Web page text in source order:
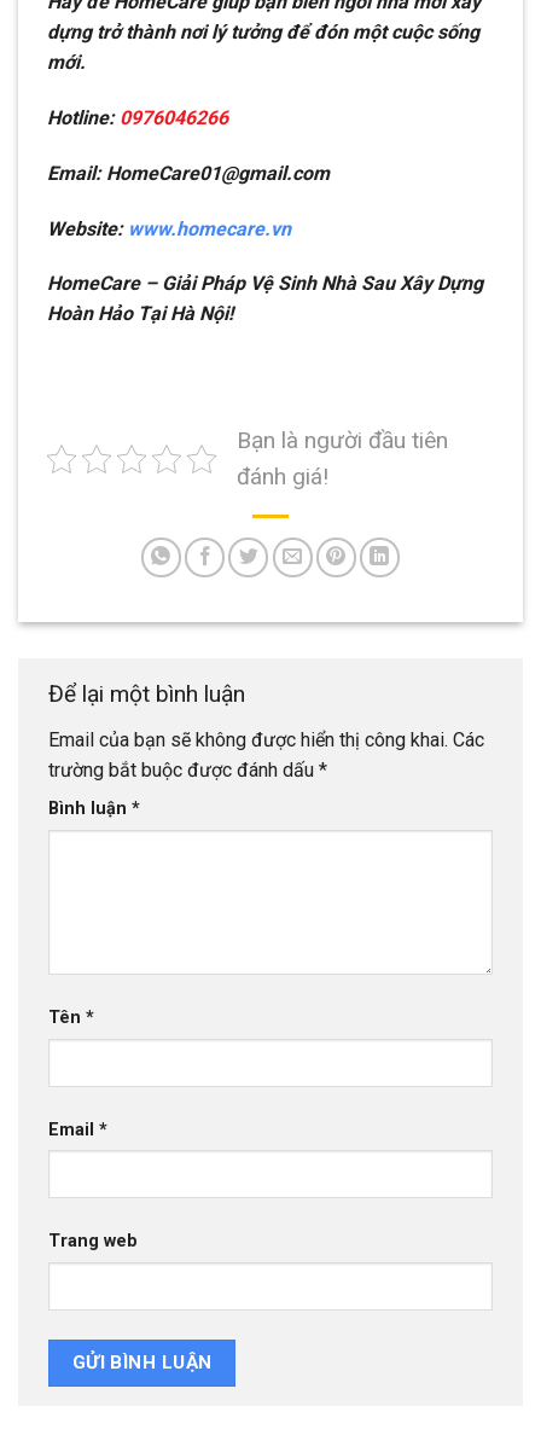
dựng trở thành nơi lý tưởng để đón một cuộc sống
mới.
Hotline: 0976046266
Email: HomeCare01@gmail.com
Website: www.homecare.vn
HomeCare – Giải Pháp Vệ Sinh Nhà Sau Xây Dựng
Hoàn Hảo Tại Hà Nội!
Bạn là người đầu tiên
đánh giá!
Để lại một bình luận
Email của bạn sẽ không được hiển thị công khai. Các
trường bắt buộc được đánh dấu *
Bình luận *
Tên *
Email *
Trang web